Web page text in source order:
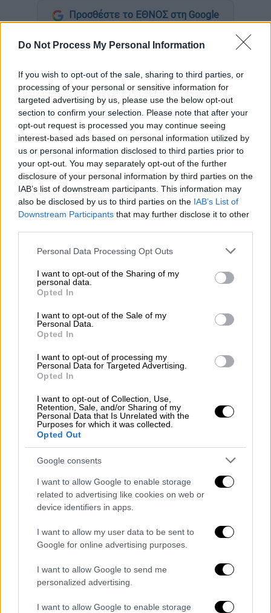
Do Not Process My Personal Information
If you wish to opt-out of the sale, sharing to third parties, or
processing of your personal or sensitive information for
targeted advertising by us, please use the below opt-out
section to confirm your selection. Please note that after your
opt-out request is processed you may continue seeing
interest-based ads based on personal information utilized by
us or personal information disclosed to third parties prior to
your opt-out. You may separately opt-out of the further
disclosure of your personal information by third parties on the
IAB’s list of downstream participants. This information may
also be disclosed by us to third parties on the IAB’s List of
Downstream Participants that may further disclose it to other
Please note that this website/app uses one or more Google
not limited to your visit or usage behaviour. You may click to
grant or deny consent to Google and its third-party tags to
use your data for below specified purposes in below Google
consent section.
Personal Data Processing Opt Outs
I want to opt-out of the Sharing of my
personal data.
Opted In
I want to opt-out of the Sale of my
Personal Data.
Opted In
I want to opt-out of processing my
Personal Data for Targeted Advertising.
Opted In
I want to opt-out of Collection, Use,
Retention, Sale, and/or Sharing of my
Personal Data that Is Unrelated with the
Purposes for which it was collected.
Opted Out
Google consents
I want to allow Google to enable storage
related to advertising like cookies on web or
device identifiers in apps.
I want to allow my user data to be sent to
Google for online advertising purposes.
I want to allow Google to send me
personalized advertising.
I want to allow Google to enable storage
Προσθέστε το ΕΘΝΟΣ στη Google
Τον βαθύσεβασμό του στονσπουδαίο
συλληπτήριο μήνυμα για τονθάνατο
τουΒασίλη Βασιλικού.
«Άφησεμοναδικό στίγμα στον χώρο των
Γραμμάτων και των Τεχνών, με ταβιβλίατου
ναμεταφράζονται σε 33 γλώσσεςσε όλον
τον κόσμο, καθιστώντας τον έναν από τους
πιο μεταφρασμένους Έλληνες συγγραφείς με
παγκόσμια αναγνώριση», επισημαίνει το
ΠΑΣΟΚ-ΚΙΝΑΛ.
ελληνική ιστορίακαι απέδωσαν τη
συλλογική συνείδησηγια κρίσιμα γεγονότα.
Η "Τριλογία", το ”Ζ” για τη δολοφονία του
αποτελούν λογοτεχνικά ορόσημα σε μια
συγγραφική διαδρομή, που πλούτισε τον
ελληνικό πολιτισμό», συμπληρώνει.
Πολιτισμός|30.11.2023 13:09
Πέθανε ο σπουδαίος συγγραφέας
Βασίλης Βασιλικός
Καταλήγοντας το ΠΑΣΟΚ-ΚΙΝΑΛ εκφράζει τα
επισημαίνει ότι επρόκειτο για έναν «βαθιά
δημοκράτη» και «ενεργό πολίτη» που
«αφήνει μίαπολύτιμη παρακαταθήκη
για τις
επόμενες γενιές Ελλήνων και θα